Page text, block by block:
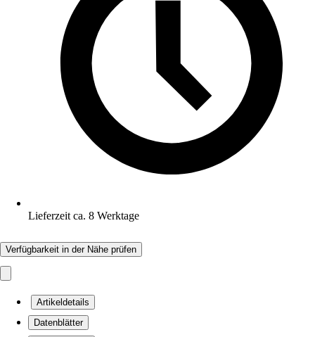
Lieferzeit ca. 8 Werktage
Verfügbarkeit in der Nähe prüfen
Artikeldetails
Datenblätter